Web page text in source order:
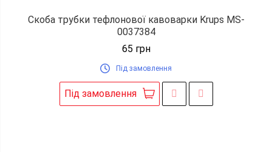
Скоба трубки тефлонової кавоварки Krups MS-
0037384
65 грн
Під замовлення
Під замовлення